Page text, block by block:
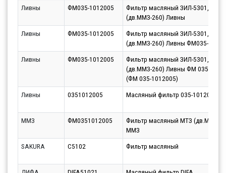
Ливны ФМ035-1012005
Фильтр масляный ЗИЛ-5301,МАЗ-
(дв.ММЗ-260) Ливны
Ливны
ФМ035-1012005
Фильтр масляный ЗИЛ-5301,МАЗ-
(дв.ММЗ-260) Ливны ФМ035-
Ливны
ФМ035-1012005
Фильтр масляный ЗИЛ-5301,МАЗ-
(дв.ММЗ-260) Ливны ФМ 035-
(ФМ 035-1012005)
Ливны
0351012005 Масляный фильтр 035-1012005
ММЗ ФМ0351012005
Фильтр масляный МТЗ (дв.ММЗ-
ММЗ
SAKURA
C5102 Фильтр масляный